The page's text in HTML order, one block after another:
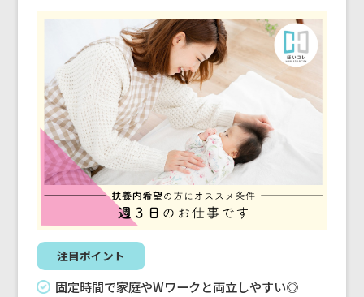
注目ポイント
固定時間で家庭やWワークと両立しやすい◎